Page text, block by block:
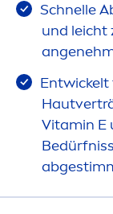
Schnelle
und leicht
Vitamin E